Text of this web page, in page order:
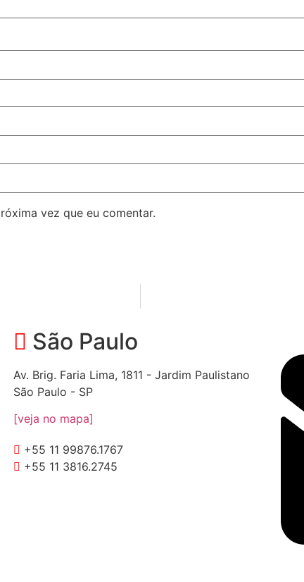
vez que eu comentar.
São Paulo
Av. Brig. Faria Lima, 1811 - Jardim Paulistano
São Paulo - SP
[veja no mapa]
+55 11 99876.1767
+55 11 3816.2745